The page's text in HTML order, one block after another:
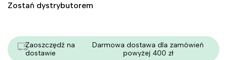
Zostań dystrybutorem
Zaoszczędź na
dostawie
Darmowa dostawa dla zamówień
powyżej 400 zł